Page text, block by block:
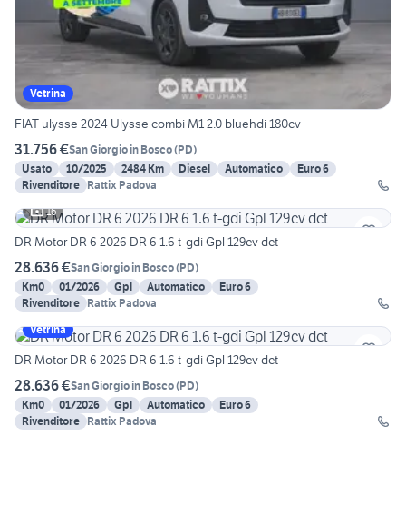
Vetrina
FIAT ulysse 2024 Ulysse combi M1 2.0 bluehdi 180cv
31.756 €San Giorgio in Bosco(PD)
Usato
10/2025 2484 Km Diesel Automatico
Euro 6
Rivenditore Rattix Padova
16
DR Motor DR 6 2026 DR 6 1.6 t-gdi Gpl 129cv dct
28.636 €San Giorgio in Bosco(PD)
Km0
01/2026 Gpl Automatico
Euro 6
Rivenditore Rattix Padova
Vetrina
DR Motor DR 6 2026 DR 6 1.6 t-gdi Gpl 129cv dct
28.636 €San Giorgio in Bosco(PD)
Km0
01/2026 Gpl Automatico
Euro 6
Rivenditore Rattix Padova